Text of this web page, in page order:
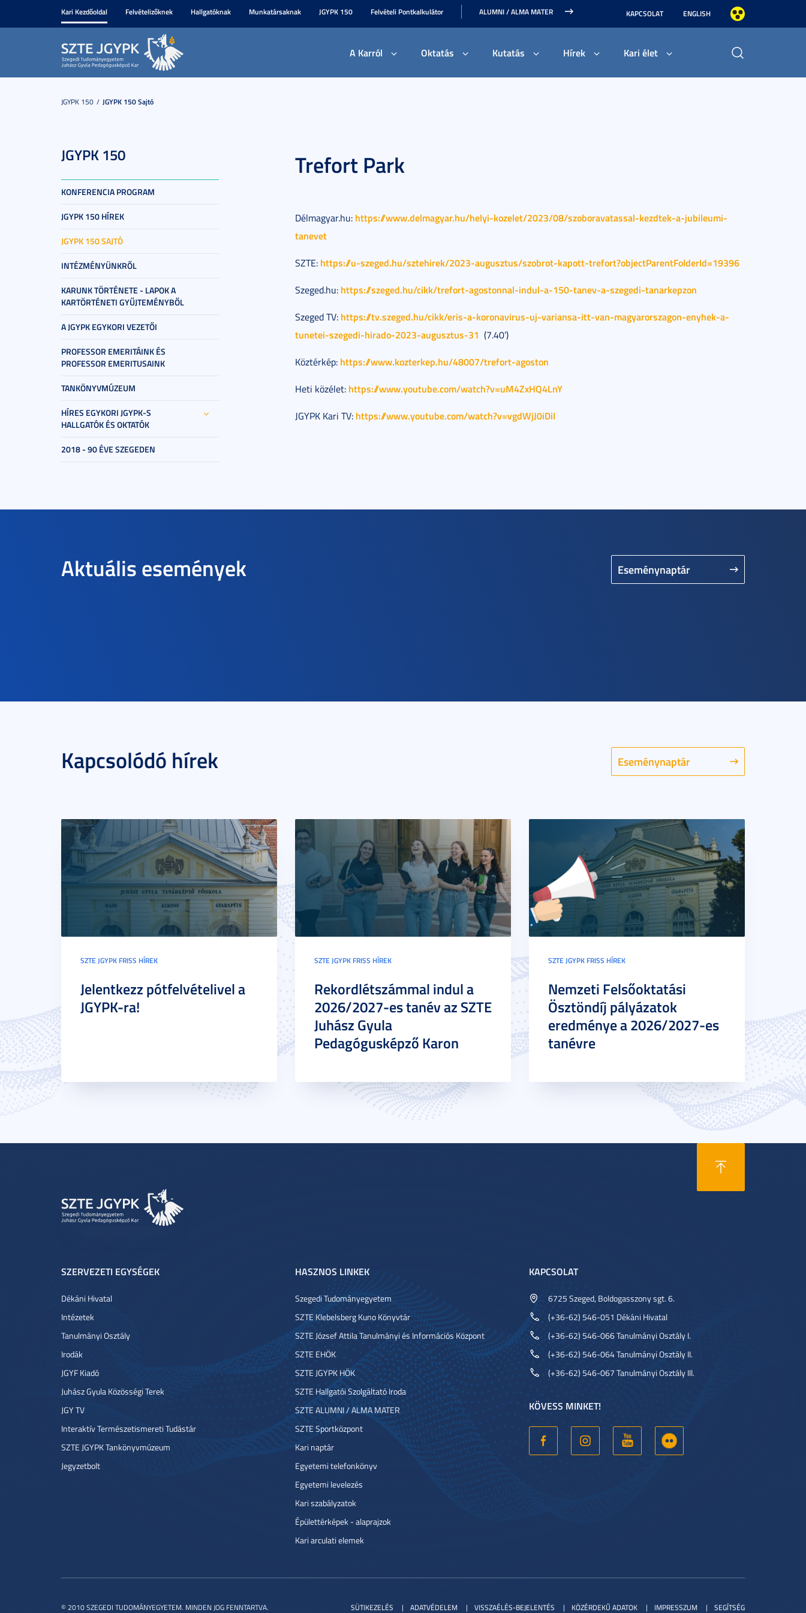
Kari Kezdőoldal Felvételizőknek Hallgatóknak Munkatársaknak JGYPK 150 Felvételi Pontkalkulátor ALUMNI / ALMA MATER KAPCSOLAT ENGLISH
A Karról Oktatás Kutatás Hírek Kari élet
JGYPK 150 JGYPK 150 Sajtó
JGYPK 150
KONFERENCIA PROGRAM
JGYPK 150 HÍREK
JGYPK 150 SAJTÓ
INTÉZMÉNYÜNKRŐL
KARUNK TÖRTÉNETE - LAPOK A
KARTÖRTÉNETI GYŰJTEMÉNYBŐL
A JGYPK EGYKORI VEZETŐI
PROFESSOR EMERITÁINK ÉS
PROFESSOR EMERITUSAINK
TANKÖNYVMÚZEUM
HÍRES EGYKORI JGYPK-S
HALLGATÓK ÉS OKTATÓK
2018 - 90 ÉVE SZEGEDEN
Trefort Park
Délmagyar.hu: https://www.delmagyar.hu/helyi-kozelet/2023/08/szoboravatassal-kezdtek-a-jubileumi-
tanevet
SZTE: https://u-szeged.hu/sztehirek/2023-augusztus/szobrot-kapott-trefort?objectParentFolderId=19396
Szeged.hu: https://szeged.hu/cikk/trefort-agostonnal-indul-a-150-tanev-a-szegedi-tanarkepzon
Szeged TV: https://tv.szeged.hu/cikk/eris-a-koronavirus-uj-variansa-itt-van-magyarorszagon-enyhek-a-
tunetei-szegedi-hirado-2023-augusztus-31 (7.40’)
Köztérkép: https://www.kozterkep.hu/48007/trefort-agoston
Heti közélet: https://www.youtube.com/watch?v=uM4ZxHQ4LnY
JGYPK Kari TV: https://www.youtube.com/watch?v=vgdWjJ0iDiI
Aktuális események Eseménynaptár
Kapcsolódó hírek Eseménynaptár
SZTE JGYPK FRISS HÍREK
Jelentkezz pótfelvételivel a
JGYPK-ra!
SZTE JGYPK FRISS HÍREK
Rekordlétszámmal indul a
2026/2027-es tanév az SZTE
Juhász Gyula
Pedagógusképző Karon
SZTE JGYPK FRISS HÍREK
Nemzeti Felsőoktatási
Ösztöndíj pályázatok
eredménye a 2026/2027-es
tanévre
SZERVEZETI EGYSÉGEK
Dékáni Hivatal
Intézetek
Tanulmányi Osztály
Irodák
JGYF Kiadó
Juhász Gyula Közösségi Terek
JGY TV
Interaktív Természetismereti Tudástár
SZTE JGYPK Tankönyvmúzeum
Jegyzetbolt
HASZNOS LINKEK
Szegedi Tudományegyetem
SZTE Klebelsberg Kuno Könyvtár
SZTE József Attila Tanulmányi és Információs Központ
SZTE EHÖK
SZTE JGYPK HÖK
SZTE Hallgatói Szolgáltató Iroda
SZTE ALUMNI / ALMA MATER
SZTE Sportközpont
Kari naptár
Egyetemi telefonkönyv
Egyetemi levelezés
Kari szabályzatok
Épülettérképek - alaprajzok
Kari arculati elemek
KAPCSOLAT
6725 Szeged, Boldogasszony sgt. 6.
(+36-62) 546-051 Dékáni Hivatal
(+36-62) 546-066 Tanulmányi Osztály I.
(+36-62) 546-064 Tanulmányi Osztály II.
(+36-62) 546-067 Tanulmányi Osztály III.
KÖVESS MINKET!
© 2010 SZEGEDI TUDOMÁNYEGYETEM. MINDEN JOG FENNTARTVA. SÜTIKEZELÉS ADATVÉDELEM VISSZAÉLÉS-BEJELENTÉS KÖZÉRDEKŰ ADATOK IMPRESSZUM SEGÍTSÉG